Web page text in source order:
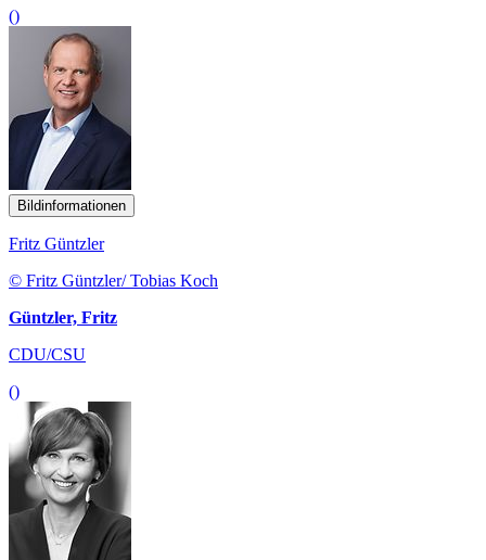
()
Bildinformationen
Fritz Güntzler
© Fritz Güntzler/ Tobias Koch
Güntzler, Fritz
CDU/CSU
()